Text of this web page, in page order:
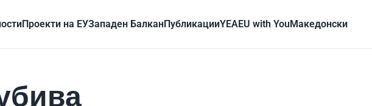
Проекти на ЕУЗападен БалканПубликацииYEAEU with YouMакедонски